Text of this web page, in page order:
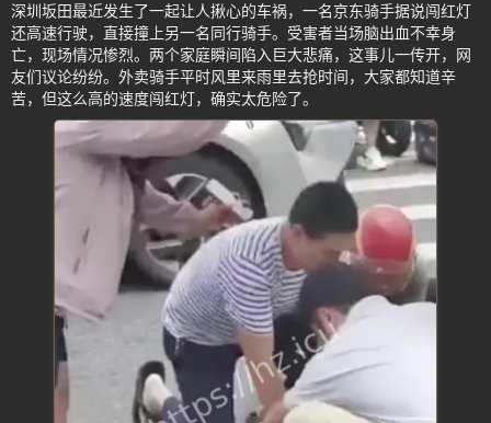
深圳坂田最近发生了一起让人揪心的车祸，一名京东骑手据说闯红灯
还高速行驶，直接撞上另一名同行骑手。受害者当场脑出血不幸身
亡，现场情况惨烈。两个家庭瞬间陷入巨大悲痛，这事儿一传开，网
友们议论纷纷。外卖骑手平时风里来雨里去抢时间，大家都知道辛
苦，但这么高的速度闯红灯，确实太危险了。